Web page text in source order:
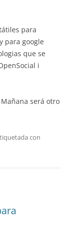
para
para google
que se
i
será otro
con